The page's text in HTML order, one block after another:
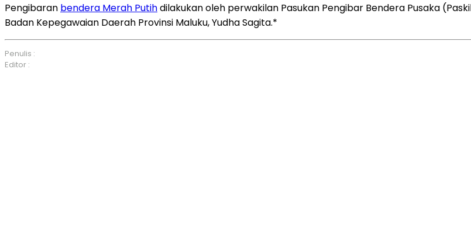
Pengibaran bendera Merah Putihdilakukan oleh perwakilan Pasukan Pengibar Bendera Pusaka
Badan Kepegawaian Daerah Provinsi Maluku, Yudha Sagita.*
Penulis :
Editor :